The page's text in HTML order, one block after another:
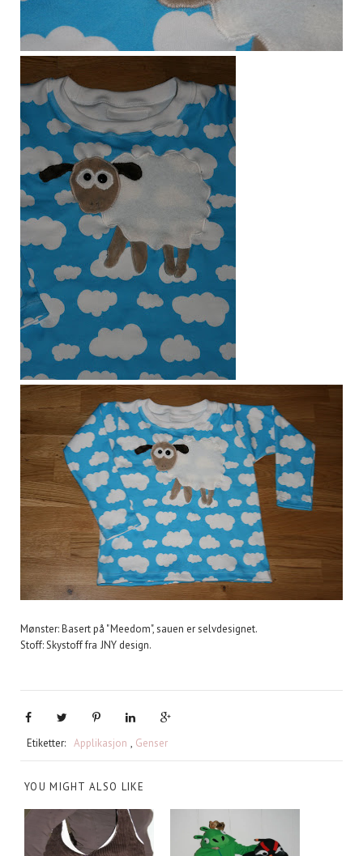
Mønster: Basert på "Meedom", sauen er selvdesignet.
Stoff: Skystoff fra JNY design.
Etiketter: Applikasjon , Genser
YOU MIGHT ALSO LIKE